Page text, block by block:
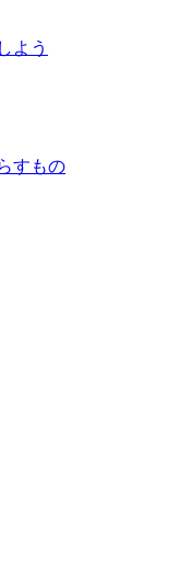
よう
すもの